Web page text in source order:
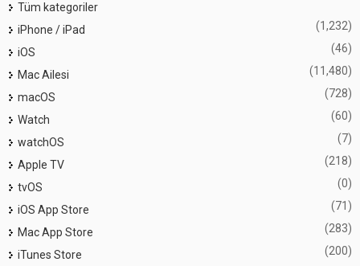
Tüm kategoriler
iPhone / iPad
(1,232)
iOS (46)
Mac Ailesi (11,480)
macOS (728)
Watch (60)
watchOS (7)
Apple TV (218)
tvOS (0)
iOS App Store (71)
Mac App Store (283)
iTunes Store (200)